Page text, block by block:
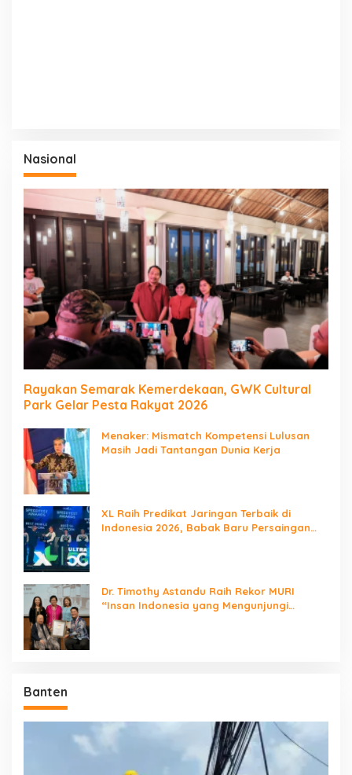
Nasional
Rayakan Semarak Kemerdekaan, GWK Cultural
Park Gelar Pesta Rakyat 2026
Menaker: Mismatch Kompetensi Lulusan
Masih Jadi Tantangan Dunia Kerja
XL Raih Predikat Jaringan Terbaik di
Indonesia 2026, Babak Baru Persaingan
Dr. Timothy Astandu Raih Rekor MURI
“Insan Indonesia yang Mengunjungi
Banten